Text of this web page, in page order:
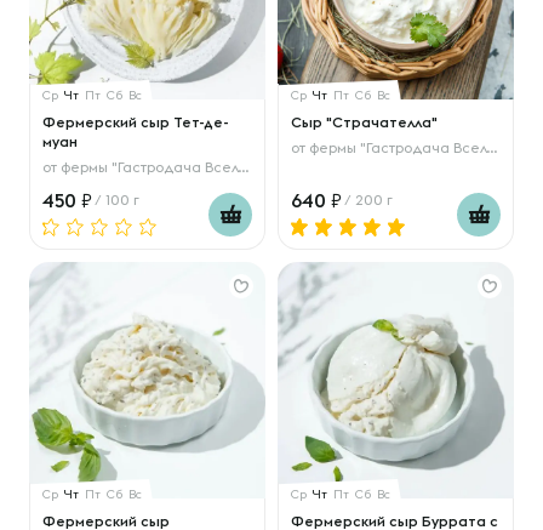
Ср Чт Пт Сб Вс
Фермерский сыр Тет-де-
муан
от фермы "Гастродача Вселуг"
450 / 100 г
Ср Чт Пт Сб Вс
Сыр "Страчателла"
от фермы "Гастродача Вселуг"
640 / 200 г
Ср Чт Пт Сб Вс
Фермерский сыр
Ср Чт Пт Сб Вс
Фермерский сыр Буррата с